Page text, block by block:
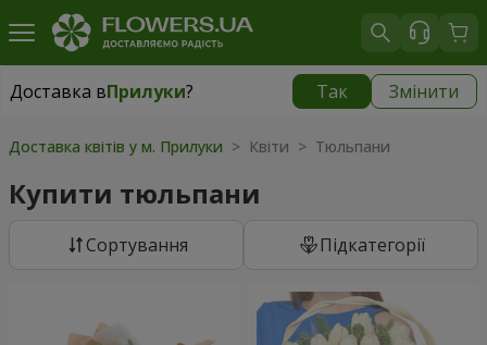
Доставка вПрилуки? Так Змінити
Доставка вПрилуки|
Доставка квітів у м. Прилуки > Квіти > Тюльпани
Купити тюльпани
Сортування Підкатегорії